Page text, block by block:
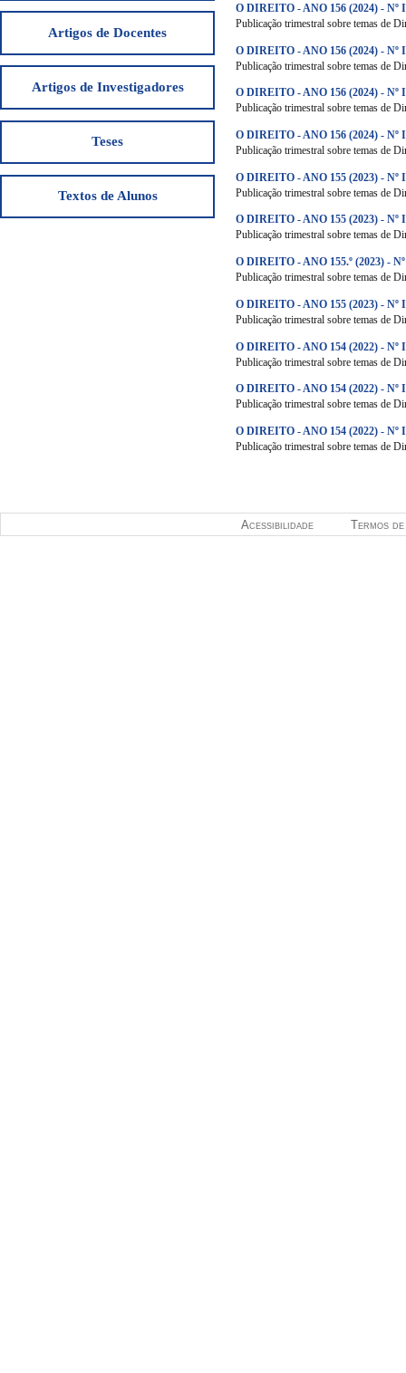
Artigos de Docentes
Artigos de Investigadores
Teses
Textos de Alunos
O DIREITO - ANO 156 (2024) - Nº
Publicação trimestral sobre temas de
O DIREITO - ANO 156 (2024) - Nº
Publicação trimestral sobre temas de
O DIREITO - ANO 156 (2024) - Nº
Publicação trimestral sobre temas de
O DIREITO - ANO 156 (2024) - Nº I
Publicação trimestral sobre temas de
O DIREITO - ANO 155 (2023) - Nº
Publicação trimestral sobre temas de
O DIREITO - ANO 155 (2023) - Nº
Publicação trimestral sobre temas de
O DIREITO - ANO 155.º (2023) -
Publicação trimestral sobre temas de
O DIREITO - ANO 155 (2023) - Nº I
Publicação trimestral sobre temas de
O DIREITO - ANO 154 (2022) - Nº
Publicação trimestral sobre temas de
O DIREITO - ANO 154 (2022) - Nº
Publicação trimestral sobre temas de
O DIREITO - ANO 154 (2022) - Nº I
Publicação trimestral sobre temas de
Termos
Acessibilidade